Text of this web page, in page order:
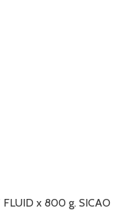
FLUID x 800 g. SICAO